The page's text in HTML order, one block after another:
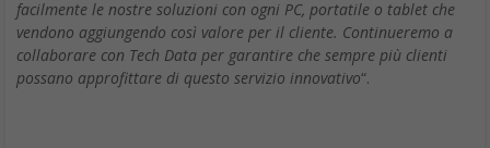
facilmente le nostre soluzioni con ogni PC, portatile o tablet che
vendono aggiungendo così valore per il cliente. Continueremo a
collaborare con Tech Data per garantire che sempre più clienti
possano approfittare di questo servizio innovativo“.